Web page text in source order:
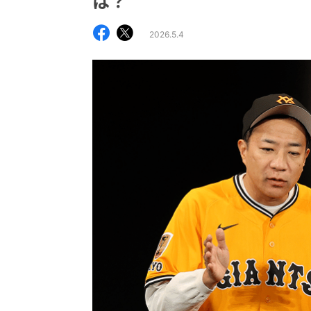
2026.5.4